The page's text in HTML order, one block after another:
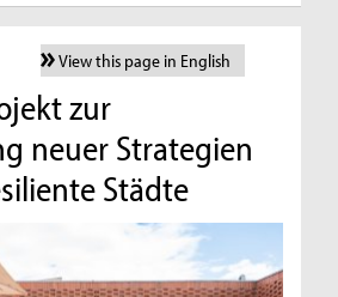
View this page in English
zur
neuer Strategien
Städte